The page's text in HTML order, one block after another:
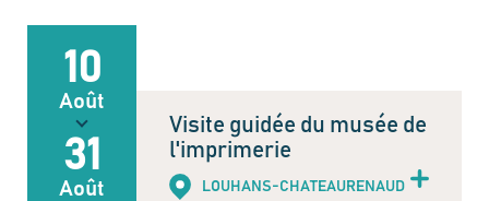
10
Août
31
Août
Visite guidée du musée de
l'imprimerie
LOUHANS-CHATEAURENAUD